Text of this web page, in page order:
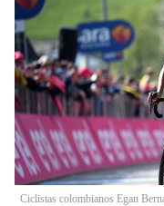
Ciclistas colombianos Egan